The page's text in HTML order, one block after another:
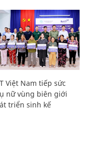
Việt Nam tiếp sức
nữ vùng biên giới
triển sinh kế